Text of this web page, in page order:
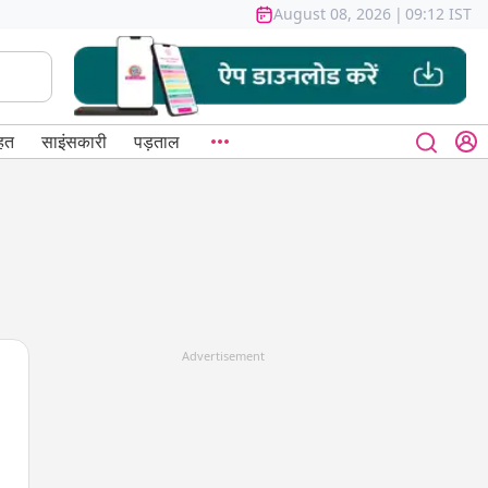
August 08, 2026 | 09:12 IST
साइंसकारी पड़ताल
Advertisement